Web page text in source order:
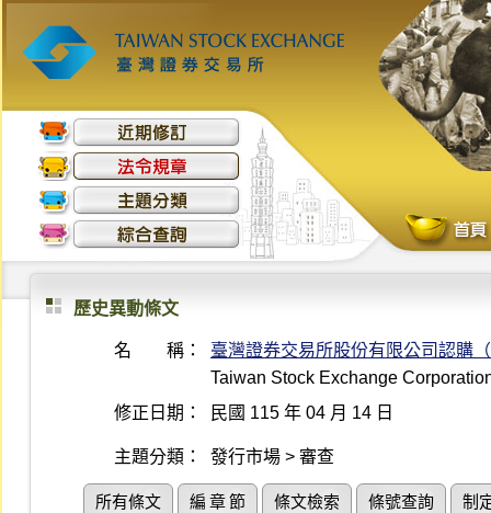
歷史異動條文
名 稱：
臺灣證券交易所股份有限公司認購
Taiwan Stock Exchange
修正日期：
民國 115 年 04 月 14 日
主題分類： 發行市場 > 審查
所有條文 編 章 節 條文檢索 條號查詢 制